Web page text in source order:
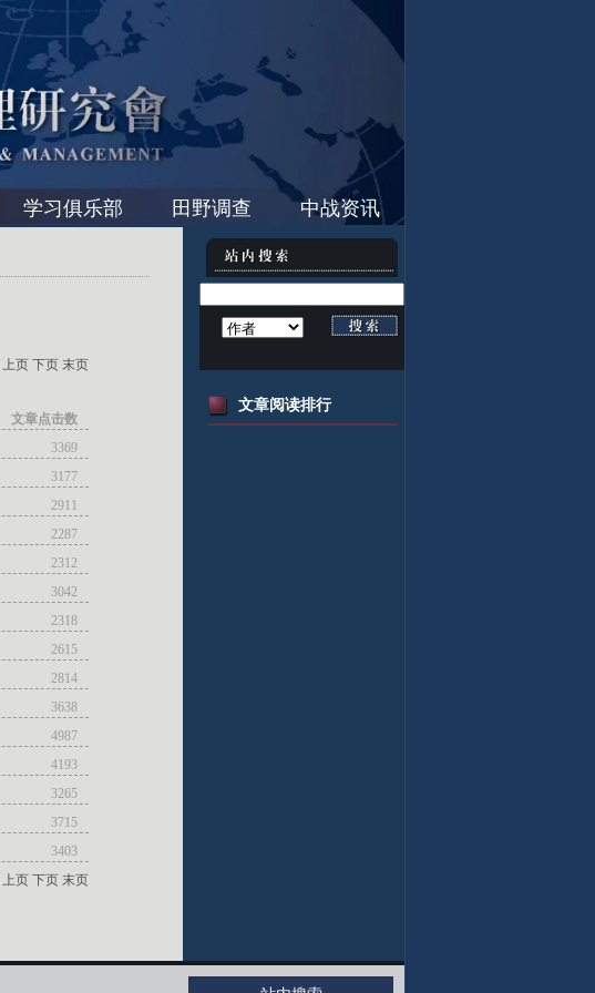
学习俱乐部 田野调查 中战资讯
文章阅读排行
上页 下页 末页
文章点击数
3369
3177
2911
2287
2312
3042
2318
2615
2814
3638
4987
4193
3265
3715
3403
上页 下页 末页